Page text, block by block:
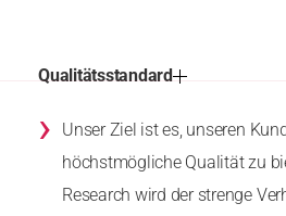
Qualitätsstandard
›
Unser Ziel ist es, unseren
höchstmögliche Qualität zu
Research wird der strenge